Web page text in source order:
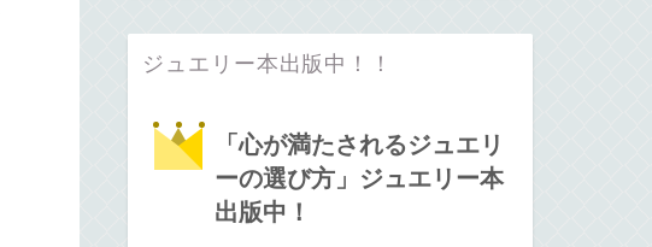
ジュエリー本出版中！！
「心が満たされるジュエリ
ーの選び方」ジュエリー本
出版中！